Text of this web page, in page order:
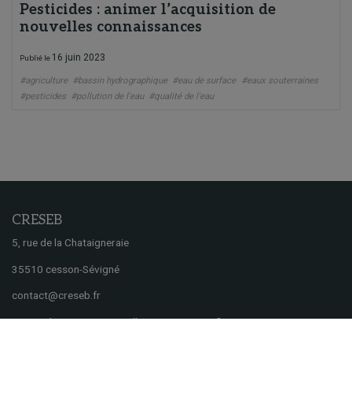
Pesticides : animer l’acquisition de
nouvelles connaissances
Publié le 16 juin 2023
#agriculture #bassin hydrographique #eau de surface
#eaux souterraines
#pesticides
#pollution de l'eau #qualité de l'eau
CRESEB
5, rue de la Chataigneraie
35510 cesson-Sévigné
contact@creseb.fr
Centre de Ressources et d’Expertise Scientifique